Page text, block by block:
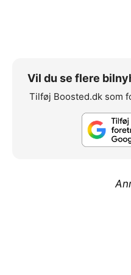
Vil du se flere
Tilføj Boosted.dk som